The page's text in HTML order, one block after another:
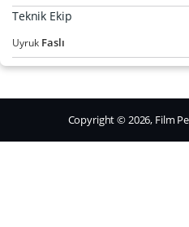
Teknik Ekip
Uyruk Faslı
Copyright © 2026, Film